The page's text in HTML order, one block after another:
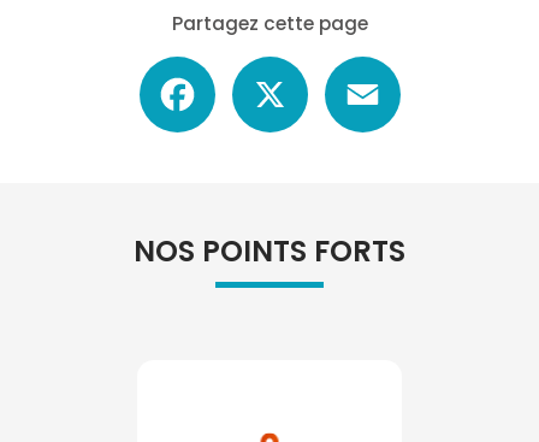
Partagez cette page
Facebook
NOS POINTS FORTS